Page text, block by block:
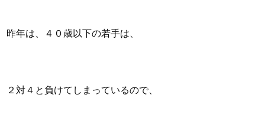
昨年は、４０歳以下の若手は、
２対４と負けてしまっているので、